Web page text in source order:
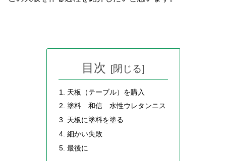
目次
天板（テーブル）を購入
塗料 和信 水性ウレタンニス
天板に塗料を塗る
細かい失敗
最後に